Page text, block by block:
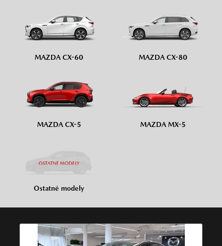
MAZDA CX-60 MAZDA CX-80
MAZDA CX-5 MAZDA MX-5
Ostatné modely